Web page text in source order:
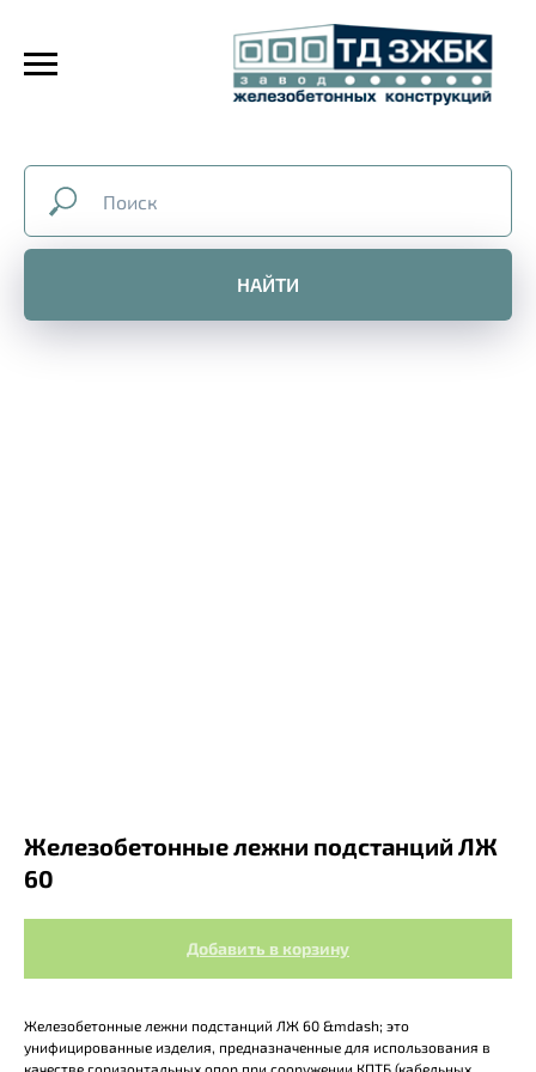
НАЙТИ
Железобетонные лежни подстанций ЛЖ
60
Добавить в корзину
Железобетонные лежни подстанций ЛЖ 60 &mdash; это
унифицированные изделия, предназначенные для использования в
качестве горизонтальных опор при сооружении КПТБ (кабельных